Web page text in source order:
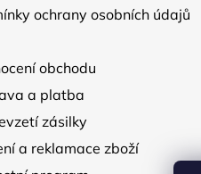
ochrany osobních údajů
obchodu
a platba
zásilky
a reklamace zboží